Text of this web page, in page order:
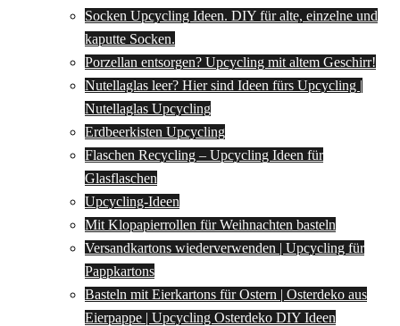
Socken Upcycling Ideen. DIY für alte, einzelne und
kaputte Socken.
Porzellan entsorgen? Upcycling mit altem Geschirr!
Nutellaglas leer? Hier sind Ideen fürs Upcycling |
Nutellaglas Upcycling
Erdbeerkisten Upcycling
Flaschen Recycling – Upcycling Ideen für
Glasflaschen
Upcycling-Ideen
Mit Klopapierrollen für Weihnachten basteln
Versandkartons wiederverwenden | Upcycling für
Pappkartons
Basteln mit Eierkartons für Ostern | Osterdeko aus
Eierpappe | Upcycling Osterdeko DIY Ideen